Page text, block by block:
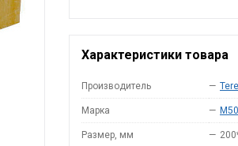
Характеристики товара
Производитель —
Марка —
Размер, мм —